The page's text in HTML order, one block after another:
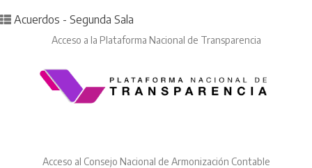
Posted in
Acuerdos - Segunda Sala
Acceso a la Plataforma Nacional de Transparencia
Acceso al Consejo Nacional de Armonización Contable